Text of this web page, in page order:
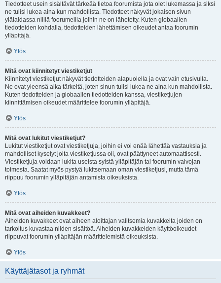
Tiedotteet usein sisältävät tärkeää tietoa foorumista jota olet lukemassa ja siksi
ne tulisi lukea aina kun mahdollista. Tiedotteet näkyvät jokaisen sivun
ylälaidassa niillä foorumeilla joihin ne on lähetetty. Kuten globaalien
tiedotteiden kohdalla, tiedotteiden lähettämisen oikeudet antaa foorumin
ylläpitäjä.
Ylös
Mitä ovat kiinnitetyt viestiketjut
Kiinnitetyt viestiketjut näkyvät tiedotteiden alapuolella ja ovat vain etusivulla.
Ne ovat yleensä aika tärkeitä, joten sinun tulisi lukea ne aina kun mahdollista.
Kuten tiedotteiden ja globaalien tiedotteiden kanssa, viestiketjujen
kiinnittämisen oikeudet määrittelee foorumin ylläpitäjä.
Ylös
Mitä ovat lukitut viestiketjut?
Lukitut viestiketjut ovat viestiketjuja, joihin ei voi enää lähettää vastauksia ja
mahdolliset kyselyt joita viestiketjussa oli, ovat päättyneet automaattisesti.
Viestiketjuja voidaan lukita useista syistä ylläpitäjän tai foorumin valvojan
toimesta. Saatat myös pystyä lukitsemaan oman viestiketjusi, mutta tämä
riippuu foorumin ylläpitäjän antamista oikeuksista.
Ylös
Mitä ovat aiheiden kuvakkeet?
Aiheiden kuvakkeet ovat aiheen aloittajan valitsemia kuvakkeita joiden on
tarkoitus kuvastaa niiden sisältöä. Aiheiden kuvakkeiden käyttöoikeudet
riippuvat foorumin ylläpitäjän määrittelemistä oikeuksista.
Ylös
Käyttäjätasot ja ryhmät